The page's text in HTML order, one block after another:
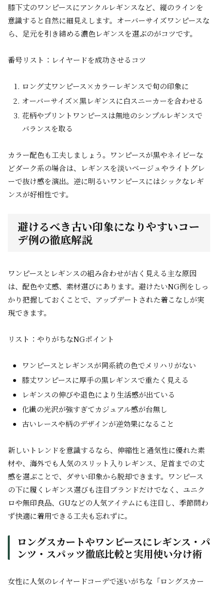
膝下丈のワンピースにアンクルレギンスなど、縦のラインを
意識すると自然に細見えします。オーバーサイズワンピースな
ら、足元を引き締める濃色レギンスを選ぶのがコツです。
番号リスト：レイヤードを成功させるコツ
ロング丈ワンピース×カラーレギンスで旬の印象に
オーバーサイズ×黒レギンスに白スニーカーを合わせる
花柄やプリントワンピースは無地のシンプルレギンスで
バランスを取る
カラー配色も工夫しましょう。ワンピースが黒やネイビーな
どダーク系の場合は、レギンスを淡いベージュやライトグレ
ーで抜け感を演出。逆に明るいワンピースにはシックなレギ
ンスが好相性です。
避けるべき古い印象になりやすいコー
デ例の徹底解説
ワンピースとレギンスの組み合わせが古く見える主な原因
は、配色や丈感、素材選びにあります。避けたいNG例をしっ
かり把握しておくことで、アップデートされた着こなしが実
現できます。
リスト：やりがちなNGポイント
ワンピースとレギンスが同系統の色でメリハリがない
膝丈ワンピースに厚手の黒レギンスで重たく見える
レギンスの伸びや退色により生活感が出ている
化繊の光沢が強すぎてカジュアル感が台無し
古いレースや柄のデザインが逆効果になること
新しいトレンドを意識するなら、伸縮性と通気性に優れた素
材や、海外でも人気のスリット入りレギンス、足首までの丈
感を選ぶことで、ダサい印象から脱却できます。ワンピース
の下に履くレギンス選びも注目ブランドだけでなく、ユニク
ロや無印良品、GUなどの人気アイテムにも注目し、季節問わ
ず快適に着用できる工夫も忘れずに。
ロングスカートやワンピースにレギンス・パ
ンツ・スパッツ徹底比較と実用使い分け術
女性に人気のレイヤードコーデで迷いがちな「ロングスカー